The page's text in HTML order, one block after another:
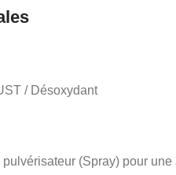
/ Désoxydant
pulvérisateur (Spray) pour